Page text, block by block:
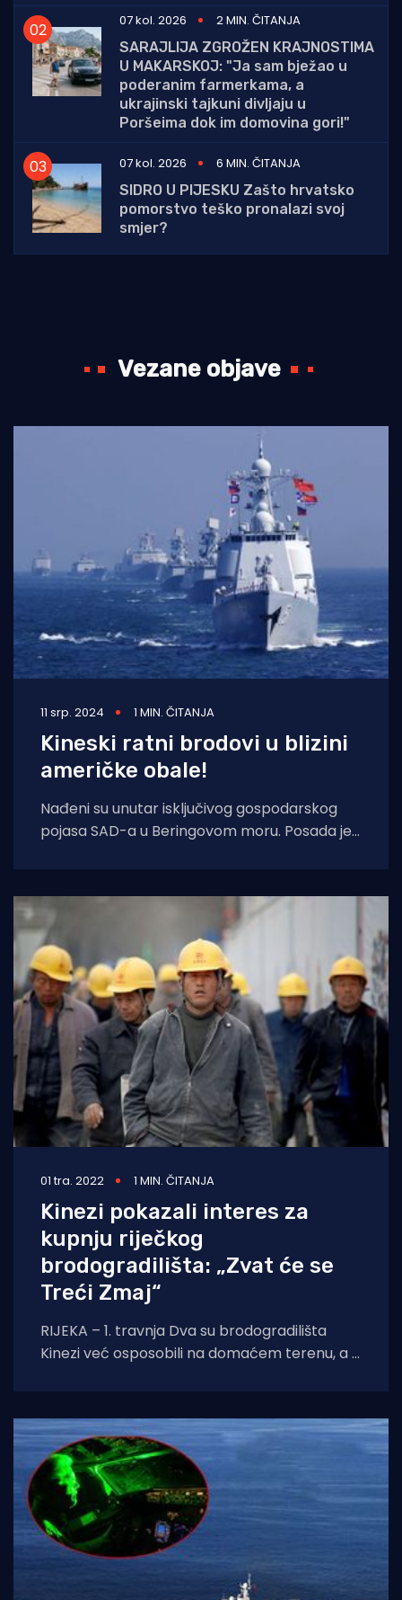
07 kol. 2026
2 MIN. ČITANJA
SARAJLIJA ZGROŽEN KRAJNOSTIMA
U MAKARSKOJ: "Ja sam bježao u
poderanim farmerkama, a
ukrajinski tajkuni divljaju u
Poršeima dok im domovina gori!"
07 kol. 2026
6 MIN. ČITANJA
SIDRO U PIJESKU Zašto hrvatsko
pomorstvo teško pronalazi svoj
smjer?
Vezane objave
11 srp. 2024 1 MIN. ČITANJA
Kineski ratni brodovi u blizini
američke obale!
Nađeni su unutar isključivog gospodarskog
pojasa SAD-a u Beringovom moru. Posada je
01 tra. 2022 1 MIN. ČITANJA
Kinezi pokazali interes za
kupnju riječkog
brodogradilišta: „Zvat će se
Treći Zmaj“
RIJEKA – 1. travnja Dva su brodogradilišta
Kinezi već osposobili na domaćem terenu, a u